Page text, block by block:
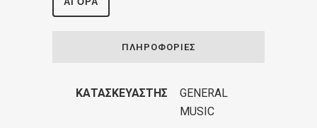
ΠΛΗΡΟΦΟΡΊΕΣ
ΚΑΤΑΣΚΕΥΑΣΤΉΣ
GENERAL
MUSIC